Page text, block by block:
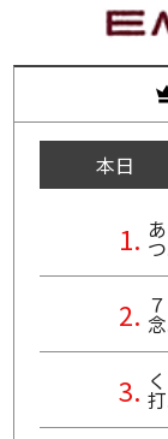
本日